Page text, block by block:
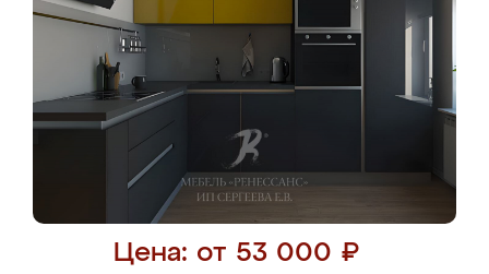
Цена: от 53 000 ₽